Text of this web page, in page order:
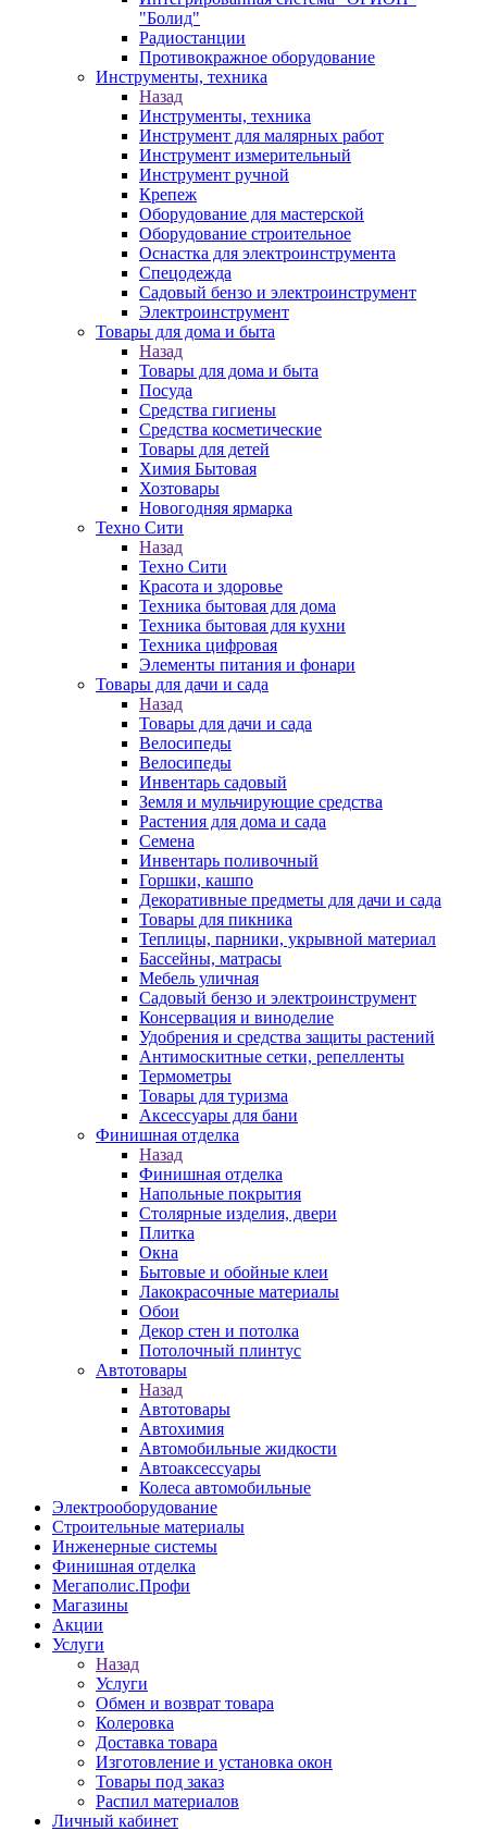
"Болид"
Радиостанции
Противокражное оборудование
Инструменты, техника
Назад
Инструменты, техника
Инструмент для малярных работ
Инструмент измерительный
Инструмент ручной
Крепеж
Оборудование для мастерской
Оборудование строительное
Оснастка для электроинструмента
Спецодежда
Садовый бензо и электроинструмент
Электроинструмент
Товары для дома и быта
Назад
Товары для дома и быта
Посуда
Средства гигиены
Средства косметические
Товары для детей
Химия Бытовая
Хозтовары
Новогодняя ярмарка
Техно Сити
Назад
Техно Сити
Красота и здоровье
Техника бытовая для дома
Техника бытовая для кухни
Техника цифровая
Элементы питания и фонари
Товары для дачи и сада
Назад
Товары для дачи и сада
Велосипеды
Велосипеды
Инвентарь садовый
Земля и мульчирующие средства
Растения для дома и сада
Семена
Инвентарь поливочный
Горшки, кашпо
Декоративные предметы для дачи и сада
Товары для пикника
Теплицы, парники, укрывной материал
Бассейны, матрасы
Мебель уличная
Садовый бензо и электроинструмент
Консервация и виноделие
Удобрения и средства защиты растений
Антимоскитные сетки, репелленты
Термометры
Товары для туризма
Аксессуары для бани
Финишная отделка
Назад
Финишная отделка
Напольные покрытия
Столярные изделия, двери
Плитка
Окна
Бытовые и обойные клеи
Лакокрасочные материалы
Обои
Декор стен и потолка
Потолочный плинтус
Автотовары
Назад
Автотовары
Автохимия
Автомобильные жидкости
Автоаксессуары
Колеса автомобильные
Электрооборудование
Строительные материалы
Инженерные системы
Финишная отделка
Мегаполис.Профи
Магазины
Акции
Услуги
Назад
Услуги
Обмен и возврат товара
Колеровка
Доставка товара
Изготовление и установка окон
Товары под заказ
Распил материалов
Личный кабинет